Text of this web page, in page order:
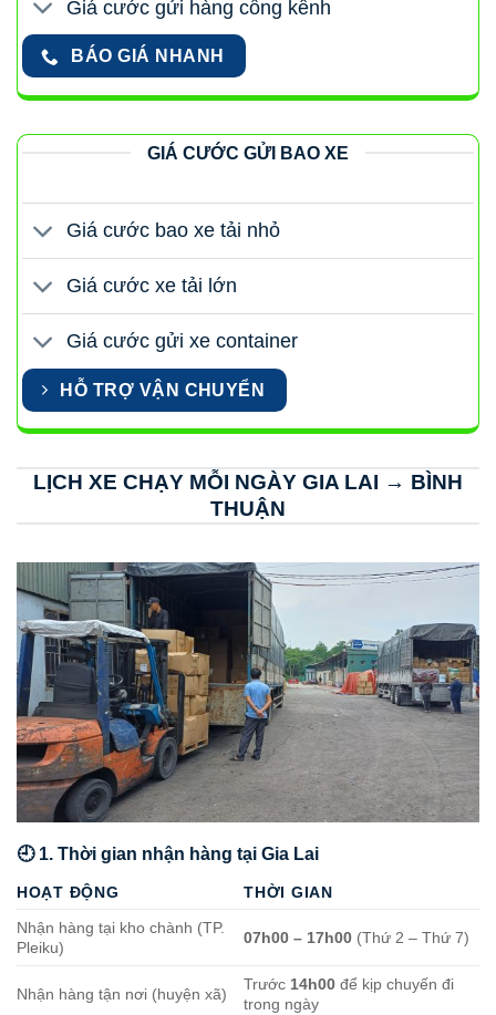
Giá cước gửi hàng cồng kềnh
BÁO GIÁ NHANH
GIÁ CƯỚC GỬI BAO XE
Giá cước bao xe tải nhỏ
Giá cước xe tải lớn
Giá cước gửi xe container
HỖ TRỢ VẬN CHUYỂN
LỊCH XE CHẠY MỖI NGÀY GIA LAI → BÌNH
THUẬN
🕘 1. Thời gian nhận hàng tại Gia Lai
HOẠT ĐỘNG
THỜI GIAN
Nhận hàng tại kho chành (TP.
Pleiku)
07h00 – 17h00 (Thứ 2 – Thứ 7)
Nhận hàng tận nơi (huyện xã)
Trước 14h00 để kịp chuyến đi
trong ngày